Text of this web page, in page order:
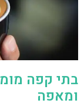
בתי קפה
ומאפה